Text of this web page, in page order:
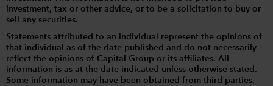
investment, tax or other advice, or to be a solicitation to buy or
sell any securities.
Statements attributed to an individual represent the opinions of
that individual as of the date published and do not necessarily
reflect the opinions of Capital Group or its affiliates. All
information is as at the date indicated unless otherwise stated.
Some information may have been obtained from third parties,